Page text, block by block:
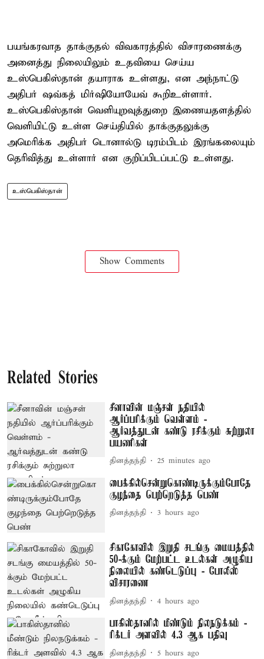
பயங்கரவாத தாக்குதல் விவகாரத்தில் விசாரணைக்கு
அனைத்து நிலையிலும் உதவியை செய்ய
உஸ்பெகிஸ்தான் தயாராக உள்ளது, என அந்நாட்டு
அதிபர் ஷவ்கத் மிர்ஷியோயேவ் கூறிஉள்ளார்.
உஸ்பெகிஸ்தான் வெளியுறவுத்துறை இணையதளத்தில்
வெளியிட்டு உள்ள செய்தியில் தாக்குதலுக்கு
அமெரிக்க அதிபர் டொனால்டு டிரம்பிடம் இரங்கலையும்
தெரிவித்து உள்ளார் என குறிப்பிடப்பட்டு உள்ளது.
உஸ்பெகிஸ்தான்
Show Comments
Related Stories
சீனாவின் மஞ்சள் நதியில்
ஆர்ப்பரிக்கும் வெள்ளம் -
ஆர்வத்துடன் கண்டு ரசிக்கும் சுற்றுலா
பயணிகள்
தினத்தந்தி 25 minutes ago
பைக்கில்சென்றுகொண்டிருக்கும்போதே
குழந்தை பெற்றெடுத்த பெண்
தினத்தந்தி 3 hours ago
சிகாகோவில் இறுதி சடங்கு மையத்தில்
50-க்கும் மேற்பட்ட உடல்கள் அழுகிய
நிலையில் கண்டெடுப்பு - போலீஸ்
விசாரணை
தினத்தந்தி 4 hours ago
பாகிஸ்தானில் மீண்டும் நிலநடுக்கம் -
ரிக்டர் அளவில் 4.3 ஆக பதிவு
தினத்தந்தி 5 hours ago